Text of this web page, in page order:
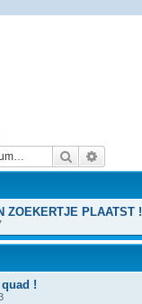
Zoek
ZOEKERTJE PLAATST !
!